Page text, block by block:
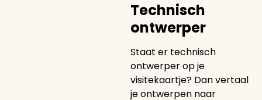
Technisch
ontwerper
Staat er technisch
ontwerper op je
visitekaartje? Dan vertaal
je ontwerpen naar